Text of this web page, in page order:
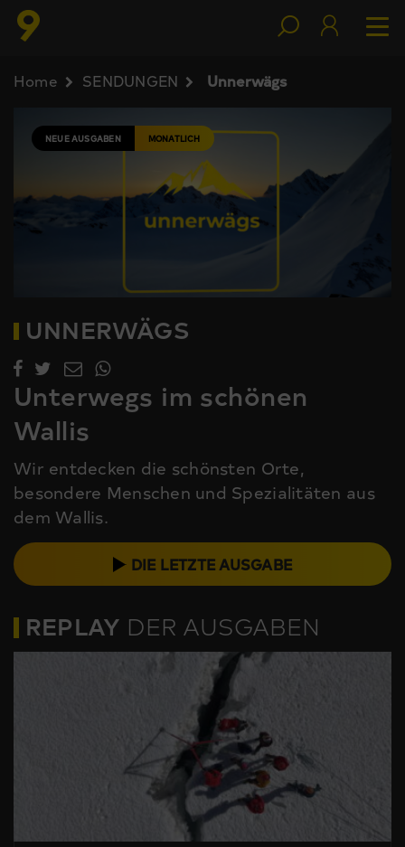
Home SENDUNGEN Unnerwägs
NEUE AUSGABEN MONATLICH
UNNERWÄGS
Unterwegs im schönen
Wallis
Wir entdecken die schönsten Orte,
besondere Menschen und Spezialitäten aus
dem Wallis.
DIE LETZTE AUSGABE
REPLAY DER AUSGABEN